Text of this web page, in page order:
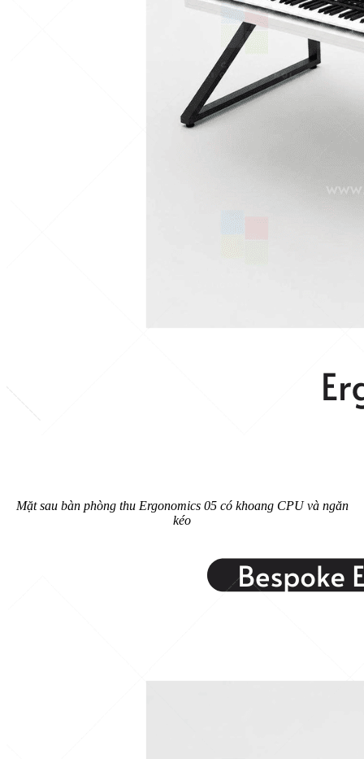
Mặt sau bàn phòng thu Ergonomics 05 có khoang CPU và ngăn
kéo